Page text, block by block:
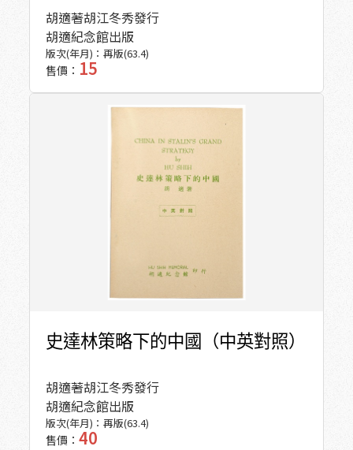
胡適著胡江冬秀發行
胡適紀念館出版
版次(年月)： 再版(63.4)
售價： 15
史達林策略下的中國（中英對照）
胡適著胡江冬秀發行
胡適紀念館出版
版次(年月)： 再版(63.4)
售價： 40